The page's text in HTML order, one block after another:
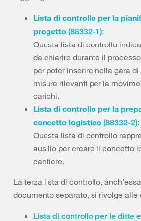
Lista di controllo per la
progetto (88332-1):
Questa lista di controllo
da chiarire durante il
per poter inserire nella gara
misure rilevanti per la
carichi.
Lista di controllo per la
concetto logistico (88332-2):
Questa lista di controllo
ausilio per creare il concetto
cantiere.
La terza lista di controllo,
documento separato, si rivolge alle
Lista di controllo per le ditte